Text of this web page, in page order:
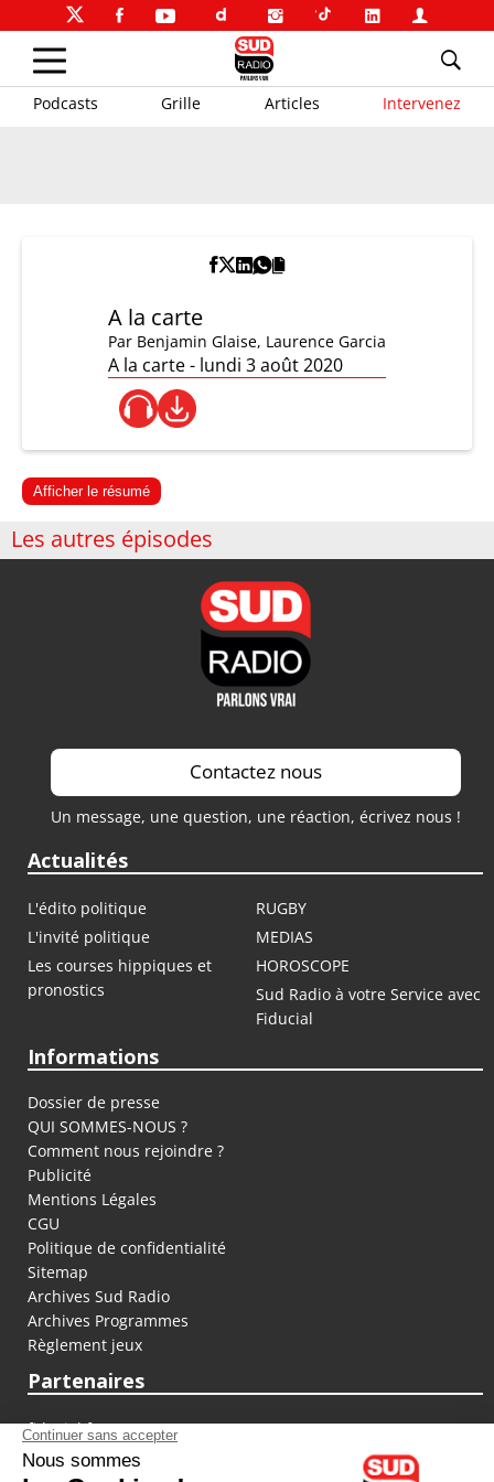
Podcasts Grille Articles Intervenez
A la carte
Par Benjamin Glaise, Laurence Garcia
A la carte - lundi 3 août 2020
Afficher le résumé
Les autres épisodes
Contactez nous
Un message, une question, une réaction, écrivez nous !
Actualités
L'édito politique
RUGBY
L'invité politique
MEDIAS
Les courses hippiques et
pronostics
HOROSCOPE
Sud Radio à votre Service avec
Fiducial
Informations
Dossier de presse
QUI SOMMES-NOUS ?
Comment nous rejoindre ?
Publicité
Mentions Légales
CGU
Politique de confidentialité
Sitemap
Archives Sud Radio
Archives Programmes
Règlement jeux
Partenaires
fiducial.fr
lyoncapitale.fr